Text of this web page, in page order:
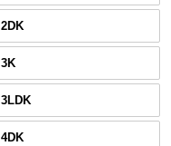
2DK
3K
3LDK
4DK